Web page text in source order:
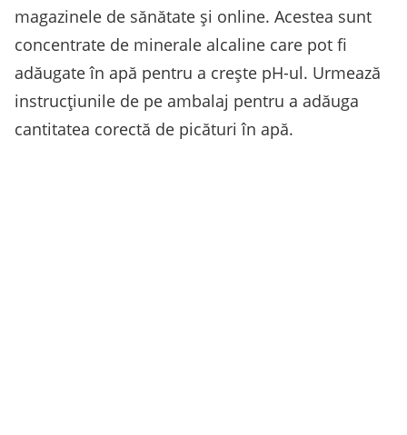
magazinele de sănătate și online. Acestea sunt
concentrate de minerale alcaline care pot fi
adăugate în apă pentru a crește pH-ul. Urmează
instrucțiunile de pe ambalaj pentru a adăuga
cantitatea corectă de picături în apă.